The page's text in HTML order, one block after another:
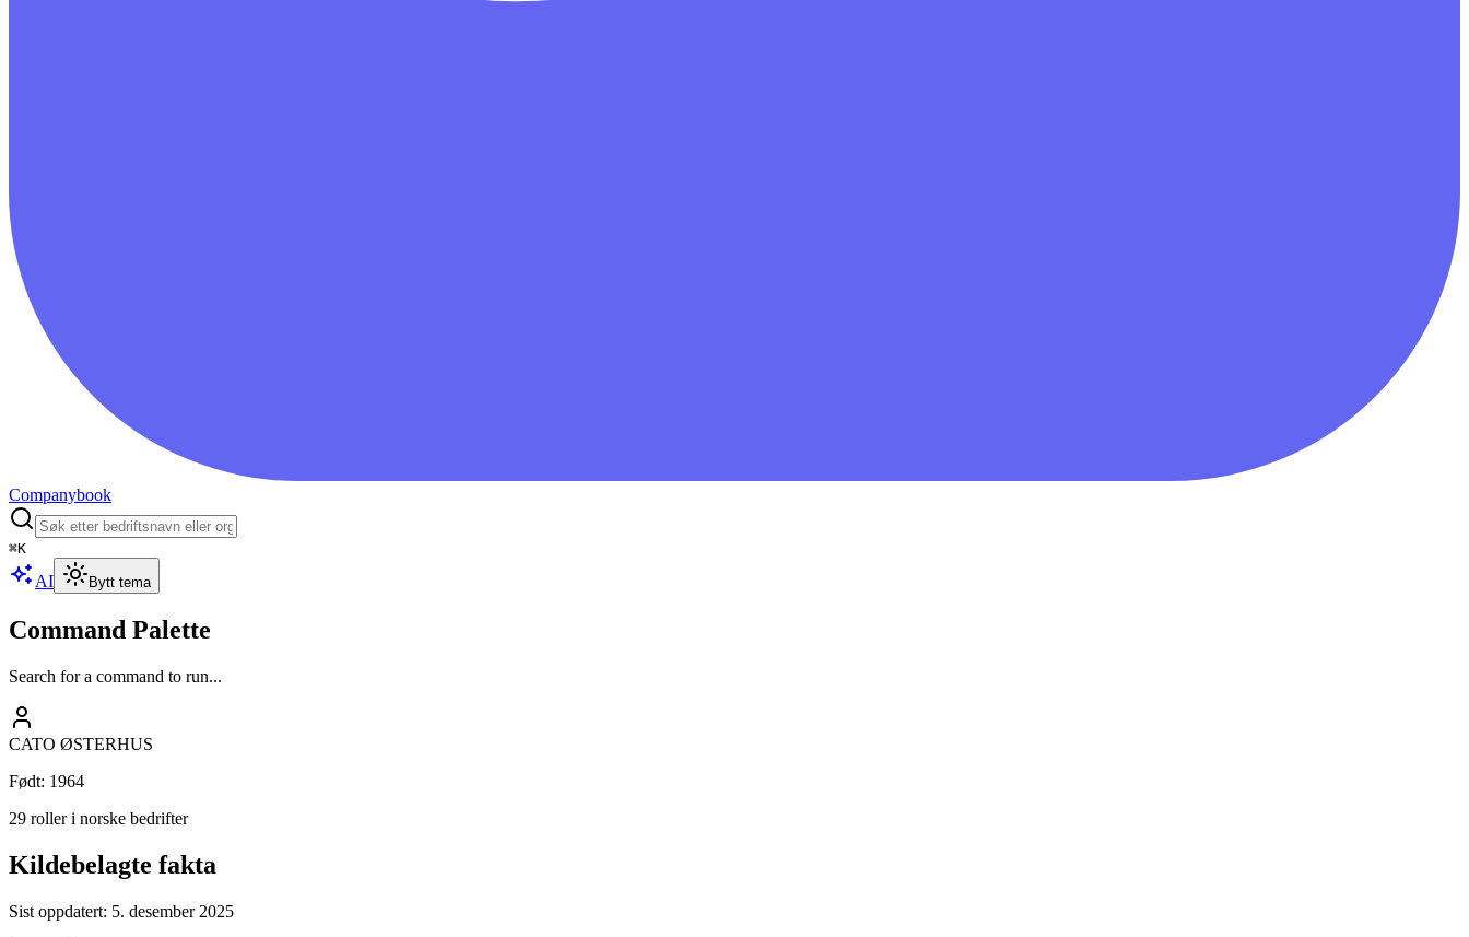
Companybook
⌘K
AI Bytt tema
Command Palette
Search for a command to run...
CATO ØSTERHUS
Født: 1964
29 roller i norske bedrifter
Kildebelagte fakta
Sist oppdatert: 5. desember 2025